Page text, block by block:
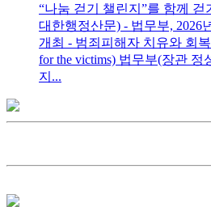
“나눔 걷기 챌린지”를 함께
대한행정산문) - 법무부, 2026
개최 - 범죄피해자 치유와 회
for the victims) 법무부(장관
지...